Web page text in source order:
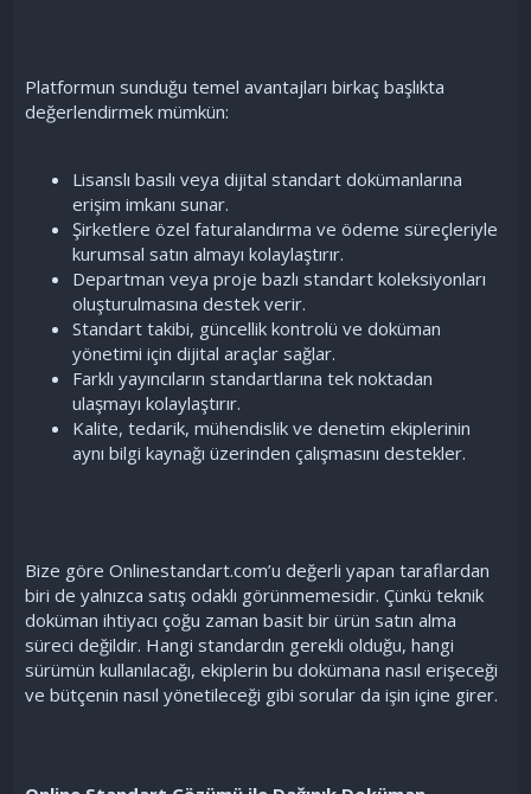
Platformun sunduğu temel avantajları birkaç başlıkta
değerlendirmek mümkün:
Lisanslı basılı veya dijital standart dokümanlarına
erişim imkanı sunar.
Şirketlere özel faturalandırma ve ödeme süreçleriyle
kurumsal satın almayı kolaylaştırır.
Departman veya proje bazlı standart koleksiyonları
oluşturulmasına destek verir.
Standart takibi, güncellik kontrolü ve doküman
yönetimi için dijital araçlar sağlar.
Farklı yayıncıların standartlarına tek noktadan
ulaşmayı kolaylaştırır.
Kalite, tedarik, mühendislik ve denetim ekiplerinin
aynı bilgi kaynağı üzerinden çalışmasını destekler.
Bize göre Onlinestandart.com’u değerli yapan taraflardan
biri de yalnızca satış odaklı görünmemesidir. Çünkü teknik
doküman ihtiyacı çoğu zaman basit bir ürün satın alma
süreci değildir. Hangi standardın gerekli olduğu, hangi
sürümün kullanılacağı, ekiplerin bu dokümana nasıl erişeceği
ve bütçenin nasıl yönetileceği gibi sorular da işin içine girer.